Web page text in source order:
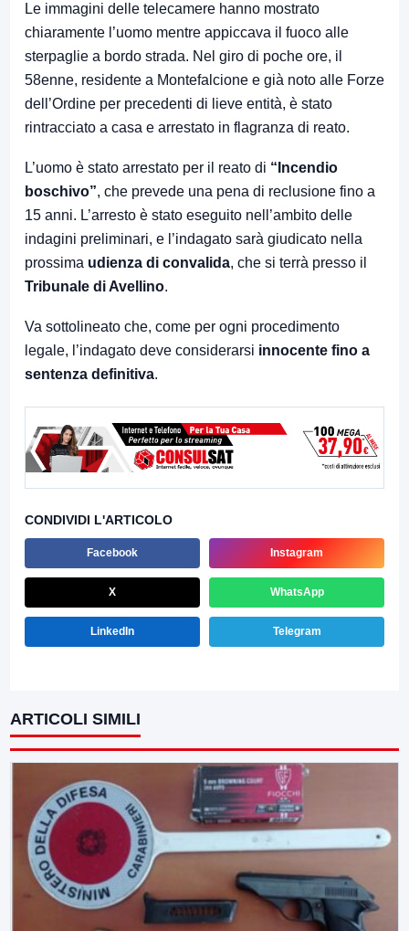
Le immagini delle telecamere hanno mostrato
chiaramente l’uomo mentre appiccava il fuoco alle
sterpaglie a bordo strada. Nel giro di poche ore, il
58enne, residente a Montefalcione e già noto alle Forze
dell’Ordine per precedenti di lieve entità, è stato
rintracciato a casa e arrestato in flagranza di reato.
L’uomo è stato arrestato per il reato di “Incendio
boschivo”, che prevede una pena di reclusione fino a
15 anni. L’arresto è stato eseguito nell’ambito delle
indagini preliminari, e l’indagato sarà giudicato nella
prossima udienza di convalida, che si terrà presso il
Tribunale di Avellino.
Va sottolineato che, come per ogni procedimento
legale, l’indagato deve considerarsi innocente fino a
sentenza definitiva.
CONDIVIDI L'ARTICOLO
Facebook Instagram
X WhatsApp
LinkedIn Telegram
ARTICOLI SIMILI